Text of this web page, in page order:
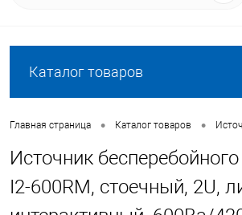
Каталог товаров
Главная страница • Каталог товаров •
Источник
I2-600RM, стоечный, 2U,